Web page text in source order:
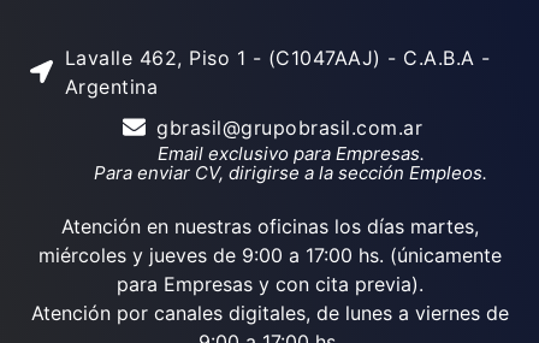
Lavalle 462, Piso 1 - (C1047AAJ) - C.A.B.A -
Argentina
gbrasil@grupobrasil.com.ar
Email exclusivo para Empresas.
Para enviar CV, dirigirse a la sección Empleos.
Atención en nuestras oficinas los días martes,
miércoles y jueves de 9:00 a 17:00 hs. (únicamente
para Empresas y con cita previa).
Atención por canales digitales, de lunes a viernes de